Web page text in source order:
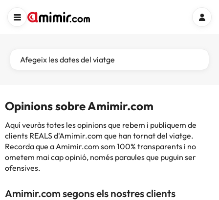
Afegeix les dates del viatge
Opinions sobre Amimir.com
Aquí veuràs totes les opinions que rebem i publiquem de
clients REALS d'Amimir.com que han tornat del viatge.
Recorda que a Amimir.com som 100% transparents i no
ometem mai cap opinió, només paraules que puguin ser
ofensives.
Amimir.com segons els nostres clients